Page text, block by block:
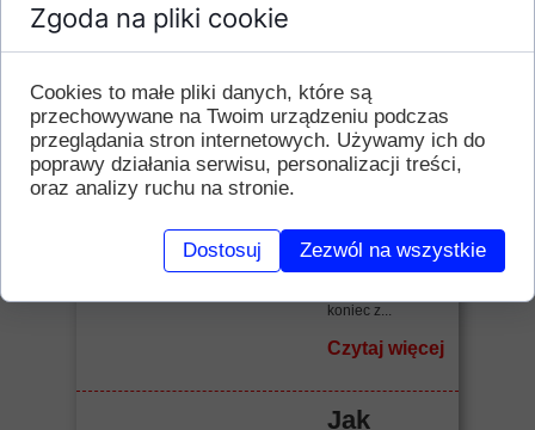
"Raj
ameryka
ński" bis
Biadolenie,
kwękanie.
Benzyna droga!
Wszystko drogie!
Inflacja! Jak żyć,
koniec z...
Czytaj więcej
Jak
Zgoda na pliki cookie
Cookies to małe pliki danych, które są
przechowywane na Twoim urządzeniu podczas
przeglądania stron internetowych. Używamy ich do
poprawy działania serwisu, personalizacji treści,
oraz analizy ruchu na stronie.
Dostosuj Zezwól na wszystkie